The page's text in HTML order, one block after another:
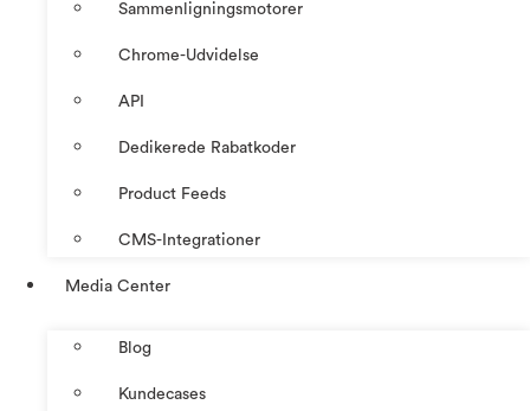
Sammenligningsmotorer
Chrome-Udvidelse
API
Dedikerede Rabatkoder
Product Feeds
CMS-Integrationer
Media Center
Blog
Kundecases